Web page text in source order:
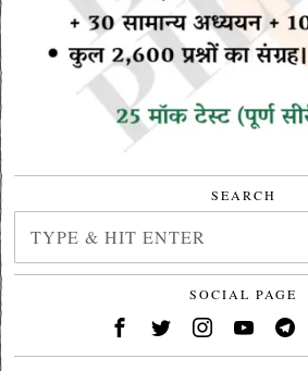
SEARCH
SOCIAL PAGE